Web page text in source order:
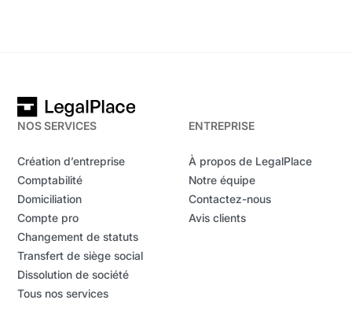
NOS SERVICES
Création d’entreprise
Comptabilité
Domiciliation
Compte pro
Changement de statuts
Transfert de siège social
Dissolution de société
Tous nos services
ENTREPRISE
À propos de LegalPlace
Notre équipe
Contactez-nous
Avis clients